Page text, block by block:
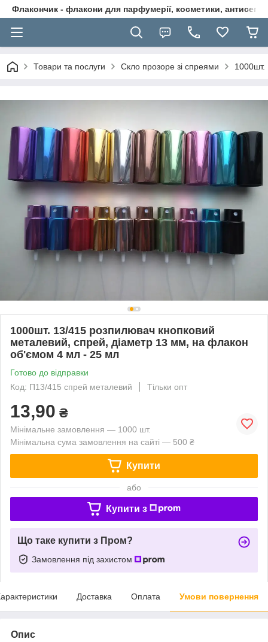
Флакончик - флакони для парфумерії, косметики,
Товари та послуги Скло прозоре зі спреями
1000шт. 13/415 розпилювач кнопковий
металевий, спрей, діаметр 13 мм, на флакон
об'ємом 4 мл - 25 мл
Готово до відправки
Код: П13/415 спрей металевий
Тільки опт
13,90 ₴
Мінімальне замовлення — 1000 шт.
Мінімальна сума замовлення на сайті — 500 ₴
Купити
або
Купити з
Що таке купити з Пром?
Замовлення під захистом
Доставка Оплата Умови повернення
Опис